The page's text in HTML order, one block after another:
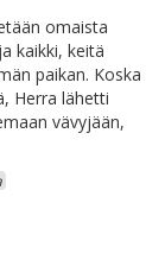
omaista
kaikki, keitä
paikan. Koska
Herra lähetti
vävyjään,